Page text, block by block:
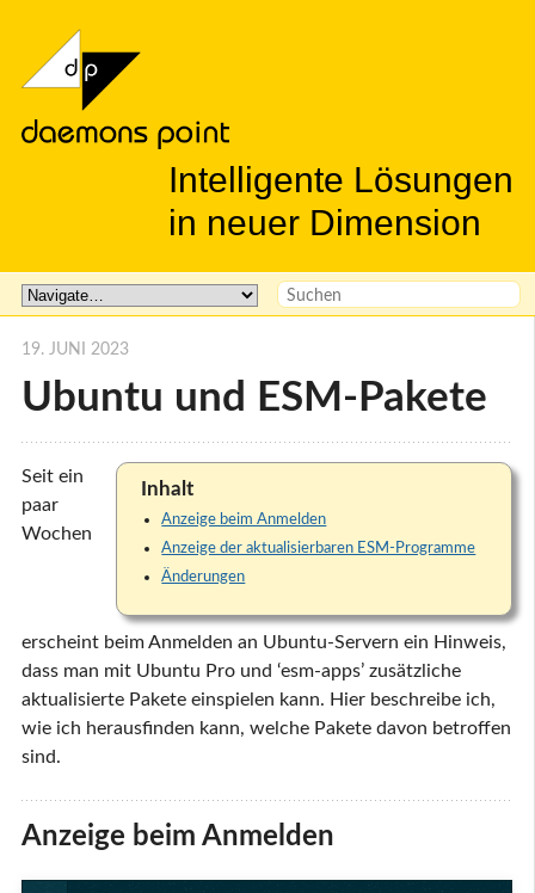
Intelligente Lösungen
in neuer Dimension
Ubuntu und ESM-Pakete
19. JUNI 2023
Inhalt
Anzeige beim Anmelden
Anzeige der aktualisierbaren ESM-Programme
Änderungen
Seit ein
paar
Wochen
erscheint beim Anmelden an Ubuntu-Servern ein Hinweis,
dass man mit Ubuntu Pro und ‘esm-apps’ zusätzliche
aktualisierte Pakete einspielen kann. Hier beschreibe ich,
wie ich herausfinden kann, welche Pakete davon betroffen
sind.
Anzeige beim Anmelden